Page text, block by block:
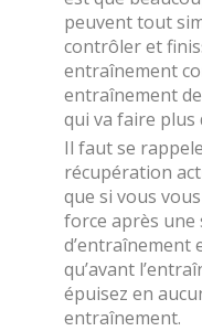
peuvent tout
contrôler et
entraînement
entraînement
qui va faire plus
Il faut se
récupération
que si vous
force après une
d’entraînement
qu’avant
épuisez en
entraînement.